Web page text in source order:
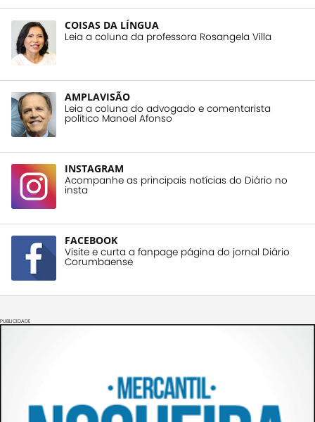
COISAS DA LÍNGUA
Leia a coluna da professora Rosangela Villa
AMPLAVISÃO
Leia a coluna do advogado e comentarista
político Manoel Afonso
INSTAGRAM
Acompanhe as principais notícias do Diário no
insta
FACEBOOK
Visite e curta a fanpage página do jornal Diário
Corumbaense
PUBLICIDADE